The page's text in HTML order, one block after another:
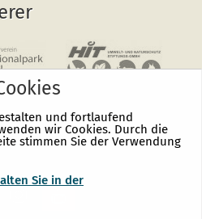
NationalparkNationalpark
und fortlaufend
wir Cookies. Durch die
stimmen Sie der Verwendung
Sie in der